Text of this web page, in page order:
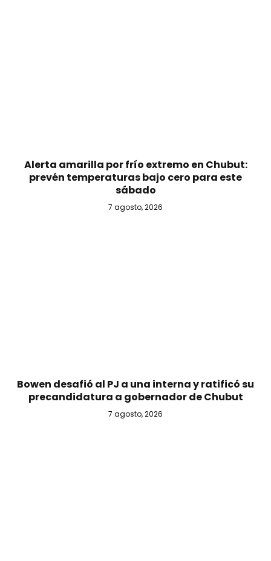
Alerta amarilla por frío extremo en Chubut:
prevén temperaturas bajo cero para este
sábado
7 agosto, 2026
Bowen desafió al PJ a una interna y ratificó su
precandidatura a gobernador de Chubut
7 agosto, 2026